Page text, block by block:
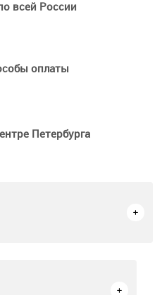
всей России
оплаты
Петербурга